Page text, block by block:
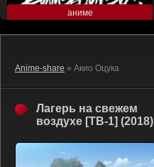
аниме
Anime-share » Акио Оцука
Лагерь на свежем
воздухе [ТВ-1] (2018)